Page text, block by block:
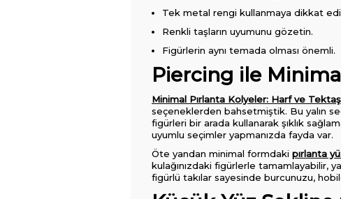
Tek metal rengi kullanmaya dikkat
Renkli taşların uyumunu gözetin.
Figürlerin aynı temada olması önemli.
Piercing ile
Minimal Pırlanta Kolyeler: Harf ve
seçeneklerden bahsetmiştik. Bu yalın
figürleri bir arada kullanarak şıklık
uyumlu seçimler yapmanızda fayda var.
Öte yandan minimal formdaki pırlanta
kulağınızdaki figürlerle tamamlayabilir,
figürlü takılar sayesinde burcunuzu,